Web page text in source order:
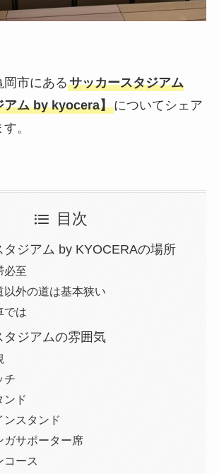
市にあるサッカースタジアム
アム by kyocera】についてシェア
。
目次
タジアム by KYOCERAの場所
必至
以外の道は基本狭い
では
タジアムの雰囲気
チ
ンド
ンスタンド
ガサポーター席
コース